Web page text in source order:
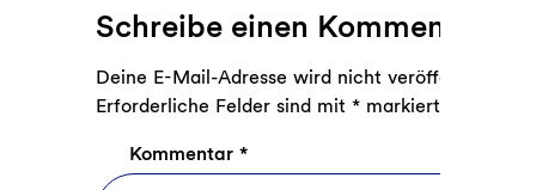
Kommentare
Schreibe einen Kommentar
Deine E-Mail-Adresse wird nicht veröffentlicht.
Erforderliche Felder sind mit *markiert
Kommentar *